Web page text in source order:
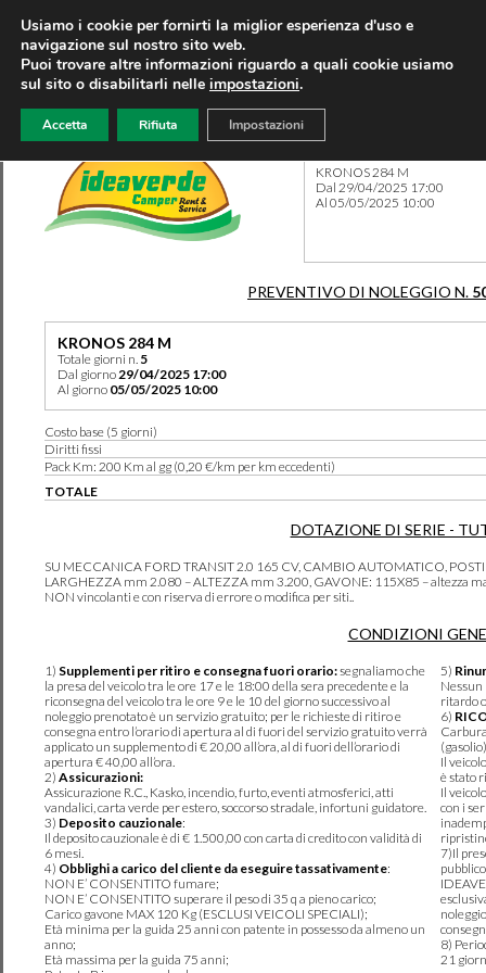
KRONOS 284 M
Dal 29/04/2025 17:00
Al 05/05/2025 10:00
PREVENTIVO DI NOLEGGIO N.
KRONOS 284 M
Totale giorni n. 5
Dal giorno29/04/2025 17:00
Al giorno 05/05/2025 10:00
Costo base (5 giorni)
Diritti fissi
Pack Km: 200 Km al gg (0,20 €/km per km eccedenti)
TOTALE
DOTAZIONE DI SERIE -
SU MECCANICA FORD TRANSIT 2.0 165 CV, CAMBIO AUTOMATICO,
LARGHEZZA mm 2.080 – ALTEZZA mm 3.200, GAVONE: 115X85 – altezza
NON vincolanti e con riserva di errore o modifica per siti..
CONDIZIONI
1) Supplementi per ritiro e consegna fuori orario:segnaliamo che
la presa del veicolo tra le ore 17 e le 18:00 della sera precedente e la
riconsegna del veicolo tra le ore 9 e le 10 del giorno successivo al
noleggio prenotato è un servizio gratuito; per le richieste di ritiro e
consegna entro l’orario di apertura al di fuori del servizio gratuito verrà
applicato un supplemento di € 20,00 all’ora, al di fuori dell’orario di
apertura € 40,00 all’ora.
2) Assicurazioni:
Assicurazione R.C., Kasko, incendio, furto, eventi atmosferici, atti
vandalici, carta verde per estero, soccorso stradale, infortuni guidatore.
3) Deposito cauzionale:
Il deposito cauzionale è di € 1.500,00 con carta di credito con validità di
6 mesi.
4) Obblighi a carico del cliente da eseguire tassativamente:
NON E’ CONSENTITO fumare;
NON E’ CONSENTITO superare il peso di 35 q a pieno carico;
Carico gavone MAX 120 Kg (ESCLUSI VEICOLI SPECIALI);
Età minima per la guida 25 anni con patente in possesso da almeno un
anno;
Età massima per la guida 75 anni;
5)
Nessun
ritardo
6)
Il
è stato
Il
con i
7)Il
8)
21
Usiamo i cookie per fornirti la miglior esperienza d'uso e
navigazione sul nostro sito web.
Puoi trovare altre informazioni riguardo a quali cookie usiamo
sul sito o disabilitarli nelle impostazioni.
Accetta Rifiuta Impostazioni